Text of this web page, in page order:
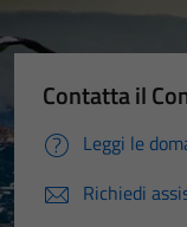
Contatta il
Leggi le
Richiedi